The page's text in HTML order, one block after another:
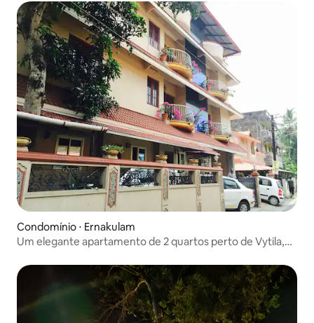
Condomínio ⋅ Ernakulam
Um elegante apartamento de 2 quartos perto de Vytila,